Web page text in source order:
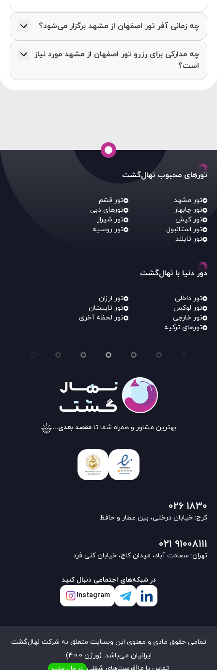
چه زمانی آفر تور اصفهان از مشهد برگزار می‌شود؟
آفر تور اصفهان از مشهد زمان خاصی ندارد اما در 6 ماه
دوم سال یا در ایام برگزاری مراسم‌های مذهبی در مشهد
چه مدارکی برای رزرو تور اصفهان از مشهد مورد نیاز
است؟
شناسنامه و کارت ملی
تورهای محبوب نهال‌گشت
تور مشهد
تور قشم
تور چابهار
تورهای دبی
تور کیش
تور شیراز
تور استانبول
تور روسیه
تور تایلند
دور دنیا با نهال‌گشت
تور داخلی
تور ارزان
تور لوکس
تور تابستان
تور خارجی
تور لحظه آخری
تورهای ترکیه
بهترین مشاور و همراه شما تا مقصد بعدی...
026 1830
کرج: خیابان درختی، بین عطار و حافظ
021 91008111
تهران: سعادت آباد، میدان کاج، خیابان کنی فرد
در شبکه‌های اجتماعی دنبال کنید
Instagram
تمامی حقوق مادی و معنوی این وبسایت متعلق به شرکت نهال‌گشت
ایرانیان می‌باشد. (ورژن 4.0.0)